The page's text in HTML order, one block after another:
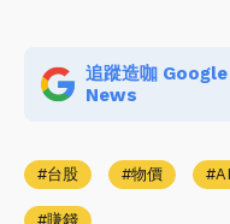
追蹤造咖 Google
News
台股 物價 AI
賺錢